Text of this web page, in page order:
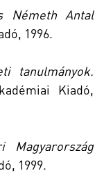
Németh Antal
1996.
tanulmányok.
Kiadó,
Magyarország
1999.